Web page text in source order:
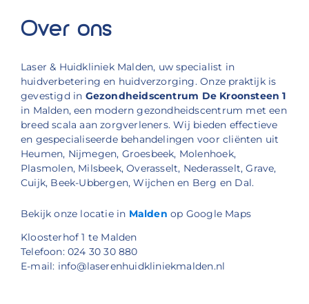
Over ons
Laser & Huidkliniek Malden, uw specialist in
huidverbetering en huidverzorging. Onze praktijk is
gevestigd in Gezondheidscentrum De Kroonsteen 1
in Malden, een modern gezondheidscentrum met een
breed scala aan zorgverleners. Wij bieden effectieve
en gespecialiseerde behandelingen voor cliënten uit
Heumen, Nijmegen, Groesbeek, Molenhoek,
Plasmolen, Milsbeek, Overasselt, Nederasselt, Grave,
Cuijk, Beek-Ubbergen, Wijchen en Berg en Dal.
Bekijk onze locatie in Malden op Google Maps
Kloosterhof 1 te Malden
Telefoon: 024 30 30 880
E-mail: info@laserenhuidkliniekmalden.nl